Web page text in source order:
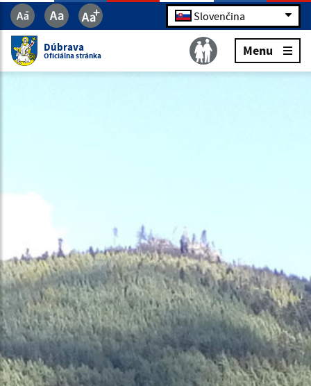
Slovenčina
Dúbrava
Oficiálna stránka Menu